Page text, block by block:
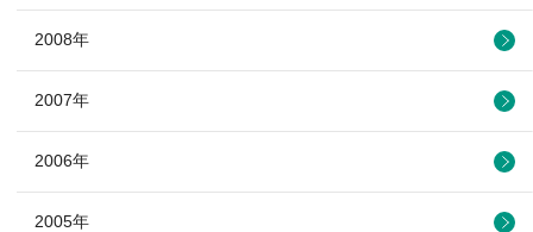
2008年
2007年
2006年
2005年